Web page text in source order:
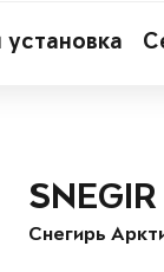
Снегирь